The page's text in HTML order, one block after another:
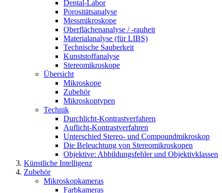
Dental-Labor
Porositätsanalyse
Messmikroskope
Oberflächenanalyse / -rauheit
Materialanalyse (für LIBS)
Technische Sauberkeit
Kunststoffanalyse
Stereomikroskope
Übersicht
Mikroskope
Zubehör
Mikroskoptypen
Technik
Durchlicht-Kontrastverfahren
Auflicht-Kontrastverfahren
Unterschied Stereo- und Compoundmikroskop
Die Beleuchtung von Stereomikroskopen
Objektive: Abbildungsfehler und Objektivklassen
Künstliche Intelligenz
Zubehör
Mikroskopkameras
Farbkameras